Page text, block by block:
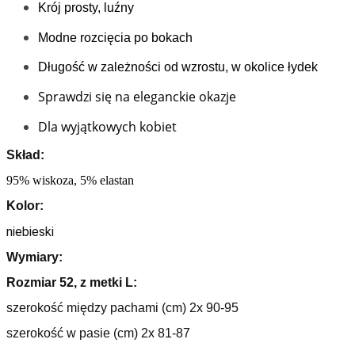
Krój prosty, luźny
Modne rozcięcia po bokach
Długość w zależności od wzrostu, w okolice łydek
Sprawdzi się na eleganckie okazje
Dla wyjątkowych kobiet
Skład:
95% wiskoza, 5% elastan
Kolor:
niebieski
Wymiary:
Rozmiar 52, z metki L:
szerokość między pachami (cm) 2x 90-95
szerokość w pasie (cm) 2x 81-87